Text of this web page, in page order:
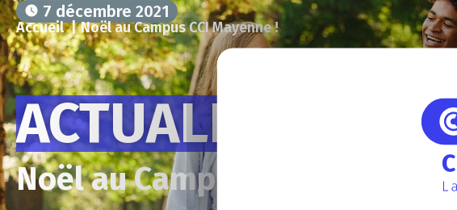
Accueil Noël au Campus CCI Mayenne !
7 décembre 2021
ACTUALITES
Noël au Campus CCI Mayenne !